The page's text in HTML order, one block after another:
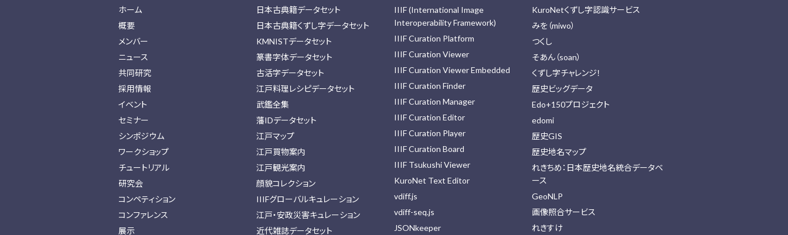
ホーム
概要
メンバー
ニュース
共同研究
採用情報
イベント
セミナー
シンポジウム
ワークショップ
チュートリアル
研究会
コンペティション
コンファレンス
展示
日本古典籍データセット
日本古典籍くずし字データセット
KMNISTデータセット
篆書字体データセット
古活字データセット
江戸料理レシピデータセット
武鑑全集
藩IDデータセット
江戸マップ
江戸買物案内
江戸観光案内
顔貌コレクション
IIIFグローバルキュレーション
江戸・安政災害キュレーション
近代雑誌データセット
IIIF (International Image
Interoperability Framework)
IIIF Curation Platform
IIIF Curation Viewer
IIIF Curation Viewer Embedded
IIIF Curation Finder
IIIF Curation Manager
IIIF Curation Editor
IIIF Curation Player
IIIF Curation Board
IIIF Tsukushi Viewer
KuroNet Text Editor
vdiff.js
vdiff-seq.js
JSONkeeper
KuroNetくずし字認識サービス
みを（miwo）
つくし
そあん（soan）
くずし字チャレンジ！
歴史ビッグデータ
Edo+150プロジェクト
edomi
歴史GIS
歴史地名マップ
れきちめ：日本歴史地名統合データベ
ース
GeoNLP
画像照合サービス
れきすけ